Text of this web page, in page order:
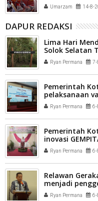
Umarzam 14-8-
DAPUR REDAKSI
Lima Hari
Solok Selatan
Ryan Permana 7-
Pemerintah
pelaksanaan
(HPV) bagi
masyarakat
Ryan Permana 6-
Pemerintah
inovasi
Ryan Permana 6-
Relawan
menjadi
tengah
Ryan Permana 6-